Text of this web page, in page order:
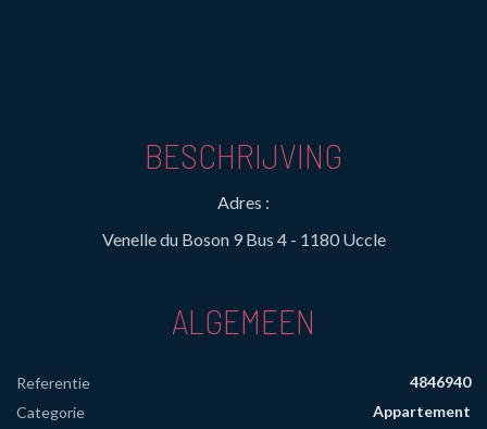
BESCHRIJVING
Adres :
Venelle du Boson 9 Bus 4 - 1180 Uccle
ALGEMEEN
Referentie
4846940
Categorie
Appartement